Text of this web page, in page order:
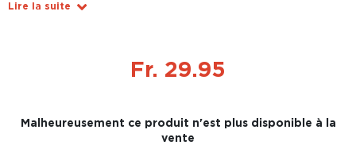
Lire la suite
Fr. 29.95
Malheureusement ce produit n'est plus disponible à la
vente